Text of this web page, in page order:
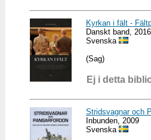
Kyrkan i fält -
Danskt band, 2016
Svenska
(Sag)
Ej i detta
Stridsvagnar och
Inbunden, 2009
Svenska